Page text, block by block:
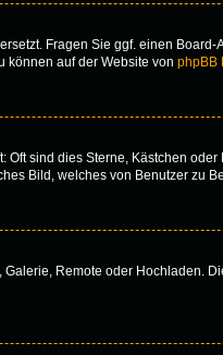
Fragen Sie ggf. einen Board-
können auf der Website von phpBB
sind dies Sterne, Kästchen
Bild, welches von Benutzer zu
Remote oder Hochladen.